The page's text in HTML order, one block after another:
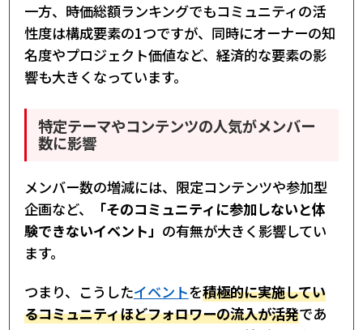
一方、時価総額ランキングでもコミュニティの活
性度は構成要素の1つですが、同時にオーナーの知
名度やプロジェクト価値など、経済的な要素の影
響も大きくなっています。
特定テーマやコンテンツの人気がメンバー
数に影響
メンバー数の増減には、限定コンテンツや参加型
企画など、
「そのコミュニティに参加しないと体
験できないイベント」 の有無が大きく影響してい
ます。
つまり、こうしたイベントを積極的に実施してい
るコミュニティほどフォロワーの流入が活発であ